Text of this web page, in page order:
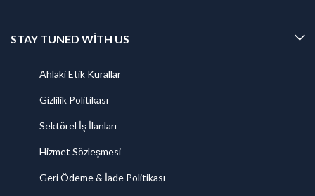
STAY TUNED WITH US
Ahlaki Etik Kurallar
Gizlilik Politikası
Sektörel İş İlanları
Hizmet Sözleşmesi
Geri Ödeme & İade Politikası